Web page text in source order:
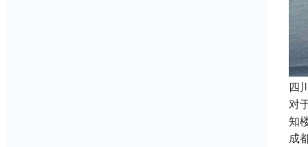
四
对
知
成